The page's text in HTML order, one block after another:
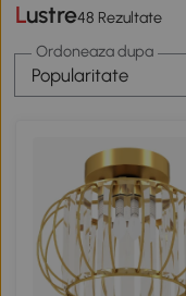
Lustre48 Rezultate
Ordoneaza dupa
Popularitate